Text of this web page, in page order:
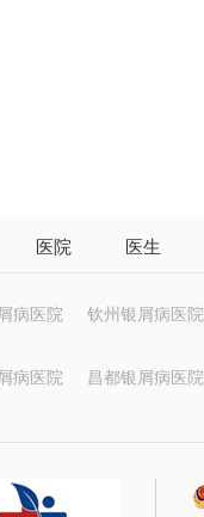
医院 医生
病医院 钦州银屑病医院
病医院 昌都银屑病医院